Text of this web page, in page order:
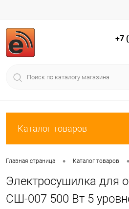
+7
Каталог товаров
Главная страница • Каталог товаров •
Электросушилка для
СШ-007 500 Вт 5